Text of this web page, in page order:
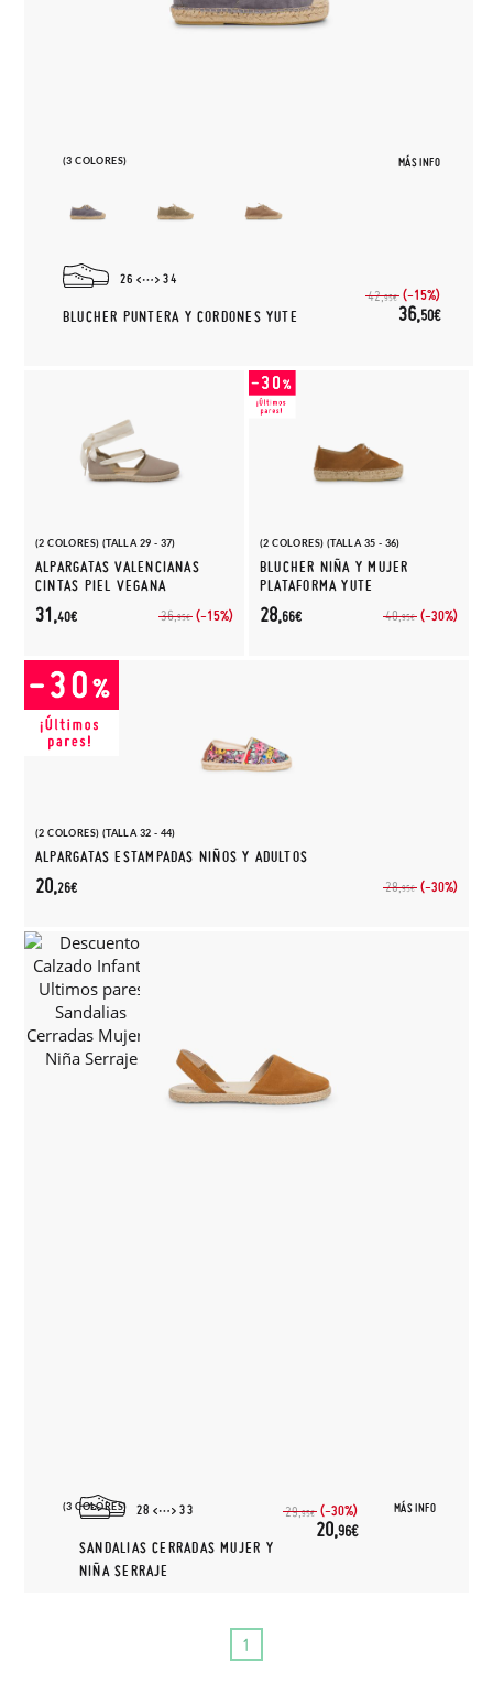
(3 COLORES) MÁS INFO
26 34
BLUCHER PUNTERA Y CORDONES YUTE
42,95€ (-15%)
36,50€
(2 COLORES) (TALLA 29 - 37)
ALPARGATAS VALENCIANAS
CINTAS PIEL VEGANA
36,95€ (-15%)
31,40€
(2 COLORES) (TALLA 35 - 36)
BLUCHER NIÑA Y MUJER
PLATAFORMA YUTE
40,95€ (-30%)
28,66€
(2 COLORES) (TALLA 32 - 44)
ALPARGATAS ESTAMPADAS NIÑOS Y ADULTOS
28,95€ (-30%)
20,26€
(3 COLORES) MÁS INFO
28 33
SANDALIAS CERRADAS MUJER Y
NIÑA SERRAJE
29,95€ (-30%)
20,96€
1